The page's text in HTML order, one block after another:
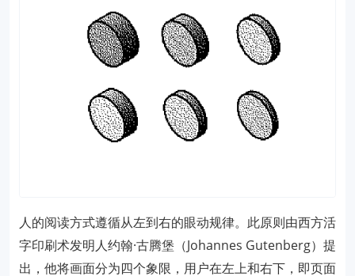
人的阅读方式遵循从左到右的眼动规律。此原则由西方活
字印刷术发明人约翰·古腾堡（Johannes Gutenberg）提
出，他将画面分为四个象限，用户在左上和右下，即页面